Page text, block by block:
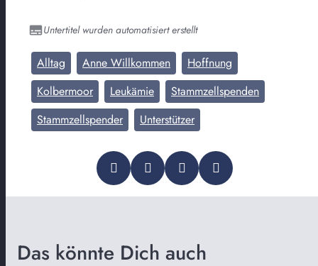
Untertitel wurden automatisiert erstellt
Alltag Anne Willkommen
Hoffnung
Kolbermoor
Leukämie
Stammzellspenden
Stammzellspender
Unterstützer
Das könnte Dich auch